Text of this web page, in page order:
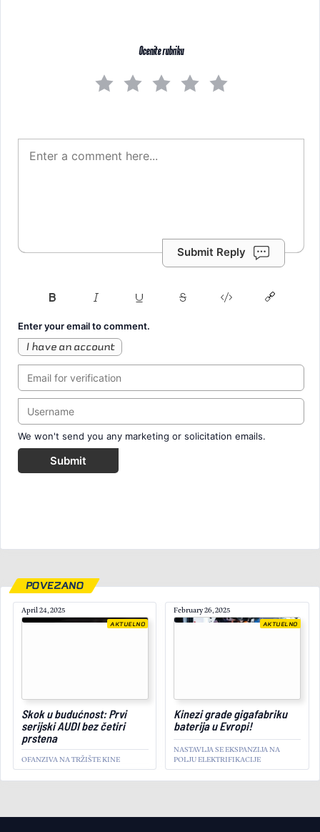
Ocenite rubriku
Submit Reply
Enter your email to comment.
I have an account
We won't send you any marketing or solicitation emails.
Submit
POVEZANO
April 24, 2025
Skok u budućnost: Prvi
serijski AUDI bez četiri
prstena
OFANZIVA NA TRŽIŠTE KINE
AKTUELNO
February 26, 2025
Kinezi grade gigafabriku
baterija u Evropi!
NASTAVLJA SE EKSPANZIJA NA
POLJU ELEKTRIFIKACIJE
AKTUELNO